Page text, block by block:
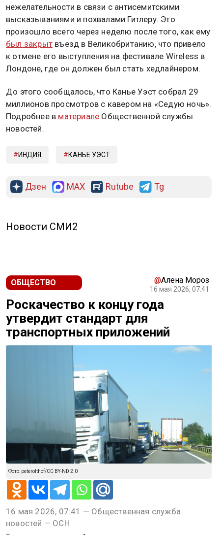
нежелательности в связи с антисемитскими
высказываниями и похвалами Гитлеру. Это
произошло всего через неделю после того, как ему
был закрыт въезд в Великобританию, что привело
к отмене его выступления на фестивале Wireless в
Лондоне, где он должен был стать хедлайнером.
До этого сообщалось, что Канье Уэст собрал 29
миллионов просмотров с кавером на «Седую ночь».
Подробнее в материале Общественной службы
новостей.
ИНДИЯ КАНЬЕ УЭСТ
Дзен MAX Rutube Tg
Новости СМИ2
ОБЩЕСТВО @Алена Мороз
16 мая 2026, 07:41
Роскачество к концу года
утвердит стандарт для
транспортных приложений
Фото: peterolthof/CC BY-ND 2.0
16 мая 2026, 07:41 — Общественная служба
новостей — ОСН